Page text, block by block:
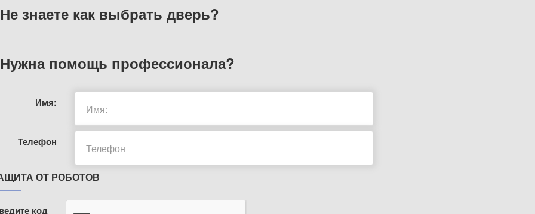
Не знаете как выбрать дверь?
Нужна помощь профессионала?
Имя:
Телефон
ОТ РОБОТОВ
код